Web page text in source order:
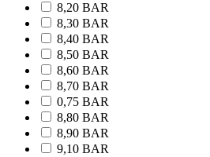
8,20 BAR
8,30 BAR
8,40 BAR
8,50 BAR
8,60 BAR
8,70 BAR
0,75 BAR
8,80 BAR
8,90 BAR
9,10 BAR